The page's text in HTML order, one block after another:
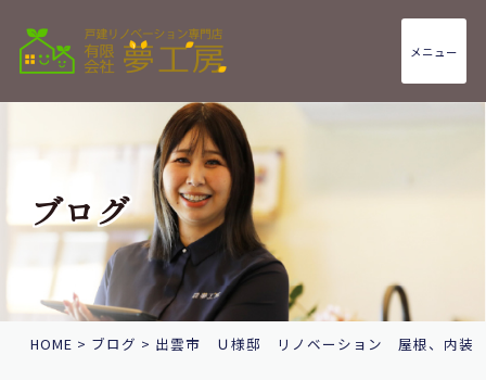
メニュー
ブログ
HOME > ブログ > 出雲市 Ｕ様邸 リノベーション 屋根、内装